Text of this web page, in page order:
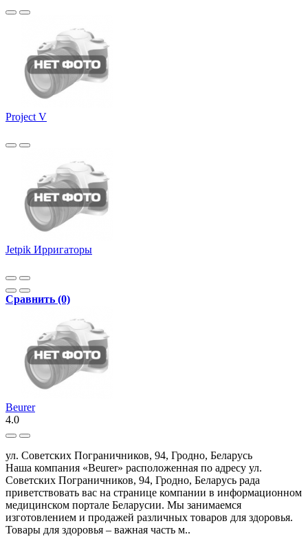
Project V
Jetpik Ирригаторы
Сравнить (0)
Beurer
4.0
ул. Советских Пограничников, 94, Гродно, Беларусь
Наша компания «Beurer» расположенная по адресу ул.
Советских Пограничников, 94, Гродно, Беларусь рада
приветствовать вас на странице компании в информационном
медицинском портале Беларусии. Мы занимаемся
изготовлением и продажей различных товаров для здоровья.
Товары для здоровья – важная часть м..